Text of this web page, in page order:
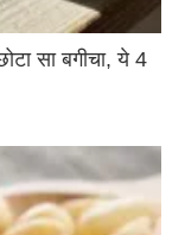
सा बगीचा, ये 4